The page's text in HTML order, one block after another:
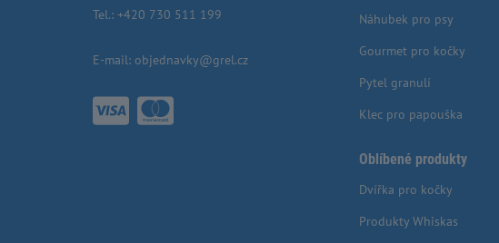
Tel.: +420 730 511 199
E-mail: objednavky@grel.cz
Náhubek pro psy
Gourmet pro kočky
Pytel granulí
Klec pro papouška
Oblíbené produkty
Dvířka pro kočky
Produkty Whiskas